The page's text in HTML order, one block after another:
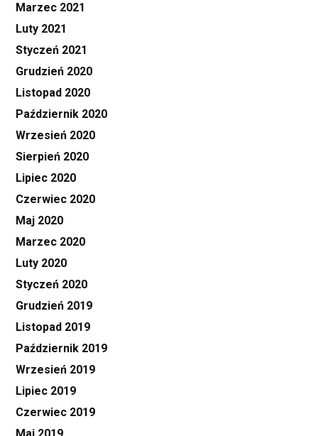
Marzec 2021
Luty 2021
Styczeń 2021
Grudzień 2020
Listopad 2020
Październik 2020
Wrzesień 2020
Sierpień 2020
Lipiec 2020
Czerwiec 2020
Maj 2020
Marzec 2020
Luty 2020
Styczeń 2020
Grudzień 2019
Listopad 2019
Październik 2019
Wrzesień 2019
Lipiec 2019
Czerwiec 2019